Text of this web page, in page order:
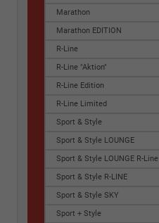
Marathon
Marathon EDITION
R-Line
R-Line "Aktion"
R-Line Edition
R-Line Limited
Sport & Style
Sport & Style LOUNGE
Sport & Style LOUNGE R-Line
Sport & Style R-LINE
Sport & Style SKY
Sport + Style